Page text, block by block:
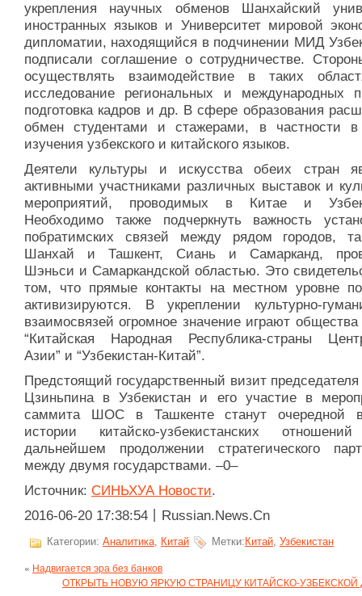
укрепления научных обменов Шанхайский
иностранных языков и Университет мировой
дипломатии, находящийся в подчинении МИД
подписали соглашение о сотрудничестве.
осуществлять взаимодействие в таких
исследование региональных и международных
подготовка кадров и др. В сфере образования
обмен студентами и стажерами, в частности в
изучения узбекского и китайского языков.
Деятели культуры и искусства обеих стран
активными участниками различных выставок и
мероприятий, проводимых в Китае и
Необходимо также подчеркнуть важность
побратимских связей между рядом городов,
Шанхай и Ташкент, Сиань и Самарканд,
Шэньси и Самаркандской областью. Это
том, что прямые контакты на местном уровне
активизируются. В укреплении культурно-
взаимосвязей огромное значение играют
“Китайская Народная Республика-страны
Азии” и “Узбекистан-Китай”.
Предстоящий государственный визит
Цзиньпина в Узбекистан и его участие в
саммита ШОС в Ташкенте станут очередной
истории китайско-узбекистанских
дальнейшем продолжении стратегического
между двумя государствами. –0–
Источник: СИНЬХУА Новости.
2016-06-20 17:38:54丨Russian.News.Cn
Категории: Аналитика, Китай Метки: Китай, Узбекистан
« Надвигается эра без банков
ОТКРЫТЬ НОВУЮ ЯРКУЮ СТРАНИЦУ КИТАЙСКО-